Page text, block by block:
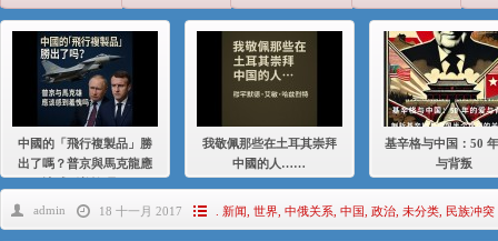
伊利夏提：消失在集中营的红衣女孩
伊利夏提：维吾尔种族灭绝
中國的「飛行複製品」勝
出了嗎？普京與馬克龍應
我敬佩那些在土耳其崇拜
中國的人……
基辛格与中国：50
与背叛
admin 18 十一月 2017 . 新闻 世界 中俄关系 中国 政治 未分类 民族冲突